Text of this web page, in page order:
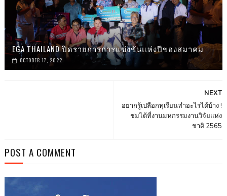
EGA THAILAND ปิดรายการการแข่งขันแห่งปีของสมาคม
OCTOBER 17, 2022
NEXT
อยากรู้เปลือกทุเรียนทำอะไรได้บ้าง !
ชมได้ที่งานมหกรรมงานวิจัยแห่ง
ชาติ 2565
POST A COMMENT